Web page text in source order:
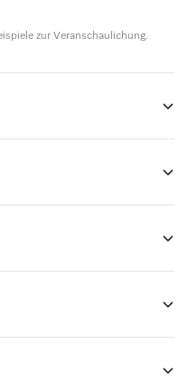
zur Veranschaulichung.